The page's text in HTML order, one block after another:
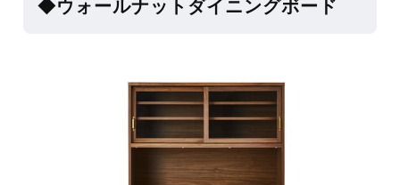
◆ウォールナットダイニングボード